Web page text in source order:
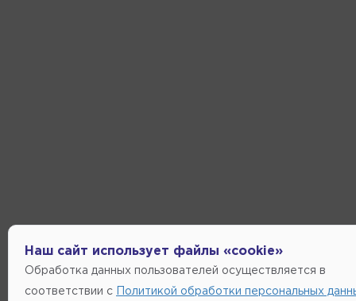
Наш сайт использует файлы «cookie»
Обработка данных пользователей осуществляется в
соответствии с Политикой обработки персональных